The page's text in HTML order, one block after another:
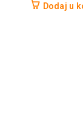
Dodaj u